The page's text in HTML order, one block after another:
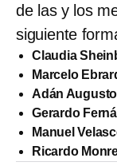
de las y los
siguiente
Claudia
Marcelo
Adán
Gerardo
Manuel
Ricardo